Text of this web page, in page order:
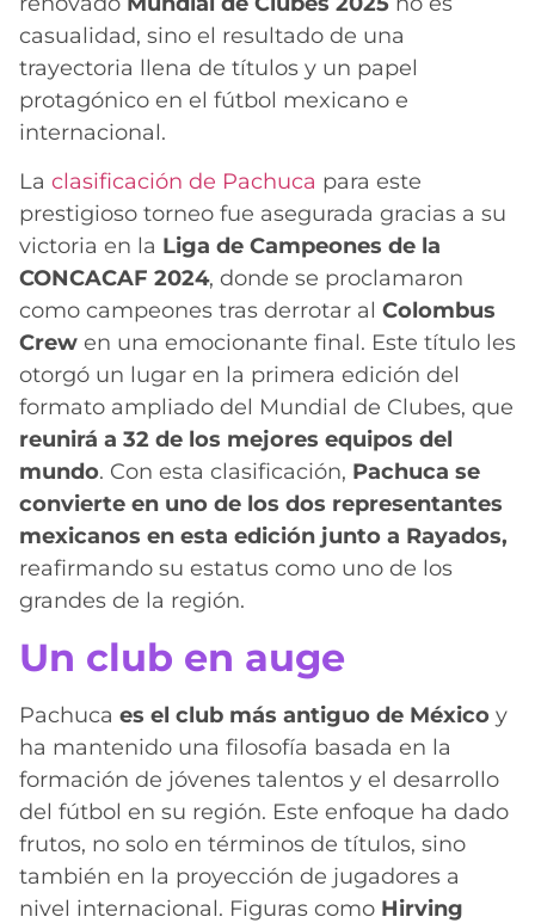
casualidad, sino el resultado de una
trayectoria llena de títulos y un papel
protagónico en el fútbol mexicano e
internacional.
La clasificación de Pachuca para este
prestigioso torneo fue asegurada gracias a su
victoria en la Liga de Campeones de la
CONCACAF 2024, donde se proclamaron
como campeones tras derrotar al Colombus
Crew en una emocionante final. Este título les
otorgó un lugar en la primera edición del
formato ampliado del Mundial de Clubes, que
reunirá a 32 de los mejores equipos del
mundo. Con esta clasificación, Pachuca se
convierte en uno de los dos representantes
mexicanos en esta edición junto a Rayados,
reafirmando su estatus como uno de los
grandes de la región.
Un club en auge
Pachuca es el club más antiguo de México y
ha mantenido una filosofía basada en la
formación de jóvenes talentos y el desarrollo
del fútbol en su región. Este enfoque ha dado
frutos, no solo en términos de títulos, sino
también en la proyección de jugadores a
nivel internacional. Figuras como Hirving